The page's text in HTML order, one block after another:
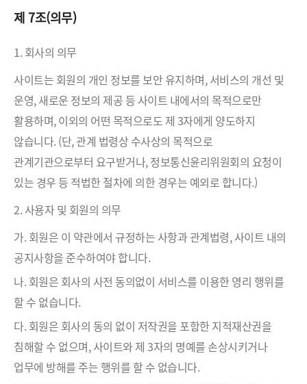
제 7조(의무)
1. 회사의 의무
사이트는 회원의 개인 정보를 보안 유지하며, 서비스의 개선 및
운영, 새로운 정보의 제공 등 사이트 내에서의 목적으로만
활용하며, 이외의 어떤 목적으로도 제 3자에게 양도하지
않습니다. (단, 관계 법령상 수사상의 목적으로
관계기관으로부터 요구받거나, 정보통신윤리위원회의 요청이
있는 경우 등 적법한 절차에 의한 경우는 예외로 합니다.)
2. 사용자 및 회원의 의무
가. 회원은 이 약관에서 규정하는 사항과 관계법령, 사이트 내의
공지사항을 준수하여야 합니다.
나. 회원은 회사의 사전 동의없이 서비스를 이용한 영리 행위를
할 수 없습니다.
다. 회원은 회사의 동의 없이 저작권을 포함한 지적재산권을
침해할 수 없으며, 사이트와 제 3자의 명예를 손상시키거나
업무에 방해를 주는 행위를 할 수 없습니다.